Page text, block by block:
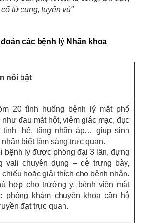
cổ tử cung, tuyến vú"
các bệnh lý Nhãn khoa
nổi bật
20 tình huống bệnh lý mắt phổ
như đau mắt hột, viêm giác mạc, đục
tinh thể, tăng nhãn áp… giúp sinh
nhận biết lâm sàng trực quan.
bệnh lý được phóng đại 3 lần, đựng
vali chuyên dụng – dễ trưng bày,
chiếu hoặc giải thích cho bệnh nhân.
hợp cho trường y, bệnh viện mắt
phòng khám chuyên khoa cần hỗ
đạt trực quan.